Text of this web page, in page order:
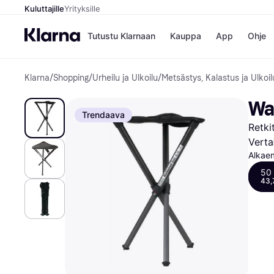
KuluttajilleYrityksille
Tutustu Klarnaan Kauppa
Kaupat
Gigantti
H&M
Peten
Wolt
App Ohje
Klarna/Shopping/Urheilu ja Ulkoilu/Metsästys, Kalastus ja
Trendaava
50